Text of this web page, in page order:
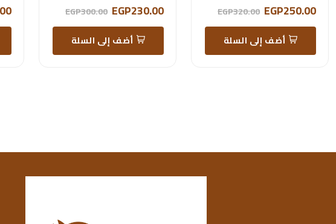
EGP250.00
EGP320.00
أضف إلى السلة
EGP230.00
EGP300.00
أضف إلى السلة